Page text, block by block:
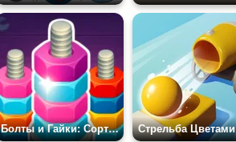
Болты и Гайки: Сортировка Стрельба Цветами